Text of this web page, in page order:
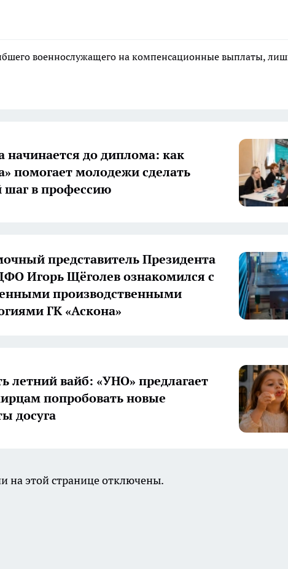
военнослужащего на компенсационные выплаты,
начинается до диплома: как
помогает молодежи сделать
шаг в профессию
представитель Президента
Игорь Щёголев ознакомился с
производственными
ГК «Аскона»
летний вайб: «УНО» предлагает
попробовать новые
досуга
на этой странице отключены.